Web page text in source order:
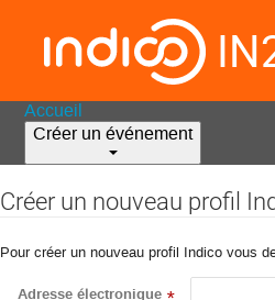
Accueil
Créer un événement
Créer un nouveau profil
Pour créer un nouveau profil Indico vous
Adresse électronique